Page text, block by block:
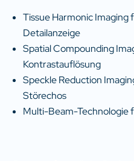
Tissue Harmonic Imaging
Detailanzeige
Spatial Compounding
Kontrastauflösung
Speckle Reduction
Störechos
Multi-Beam-Technologie